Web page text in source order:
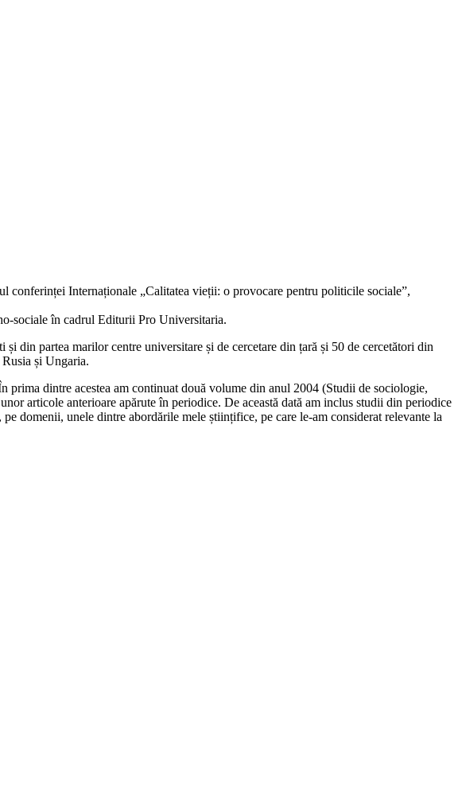
conferinței Internaționale „Calitatea vieții: o provocare pentru politicile sociale”,
sociale în cadrul Editurii Pro Universitaria.
din partea marilor centre universitare și de cercetare din țară și 50 de cercetători din
și Ungaria.
prima dintre acestea am continuat două volume din anul 2004 (Studii de sociologie,
articole anterioare apărute în periodice. De această dată am inclus studii din periodice
domenii, unele dintre abordările mele științifice, pe care le-am considerat relevante la